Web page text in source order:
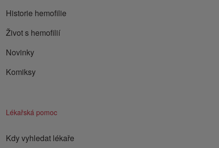
Historie hemofilie
Život s hemofilií
Novinky
Komiksy
Lékařská pomoc
Kdy vyhledat lékaře